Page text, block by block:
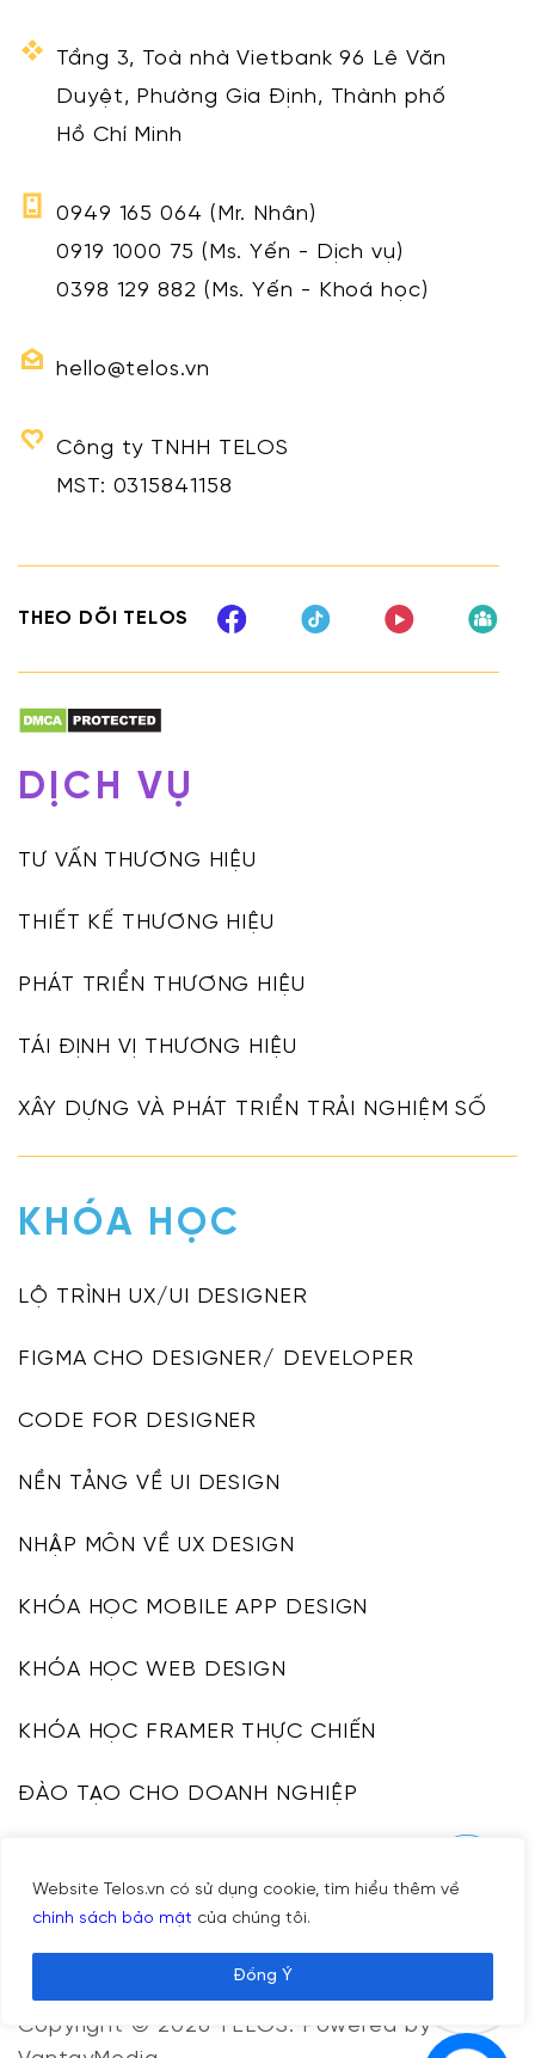
Website Telos.vn có sử dụng cookie, tìm hiểu thêm về
chính sách bảo mật của chúng tôi.
Đồng Ý
Tầng 3, Toà nhà Vietbank 96 Lê Văn
Duyệt, Phường Gia Định, Thành phố
Hồ Chí Minh
0949 165 064 (Mr. Nhân)
0919 1000 75 (Ms. Yến - Dịch vụ)
0398 129 882 (Ms. Yến - Khoá học)
hello@telos.vn
Công ty TNHH TELOS
MST: 0315841158
THEO DÕI TELOS
DỊCH VỤ
TƯ VẤN THƯƠNG HIỆU
THIẾT KẾ THƯƠNG HIỆU
PHÁT TRIỂN THƯƠNG HIỆU
TÁI ĐỊNH VỊ THƯƠNG HIỆU
XÂY DỰNG VÀ PHÁT TRIỂN TRẢI NGHIỆM SỐ
KHÓA HỌC
LỘ TRÌNH UX/UI DESIGNER
FIGMA CHO DESIGNER/ DEVELOPER
CODE FOR DESIGNER
NỀN TẢNG VỀ UI DESIGN
NHẬP MÔN VỀ UX DESIGN
KHÓA HỌC MOBILE APP DESIGN
KHÓA HỌC WEB DESIGN
KHÓA HỌC FRAMER THỰC CHIẾN
ĐÀO TẠO CHO DOANH NGHIỆP
CHÍNH SÁCH HOÀN TIỀN
Copyright © 2026 TELOS. Powered by